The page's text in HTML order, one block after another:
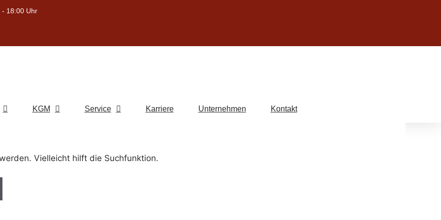
18:00 Uhr
KGM Service Karriere Unternehmen Kontakt
Vielleicht hilft die Suchfunktion.